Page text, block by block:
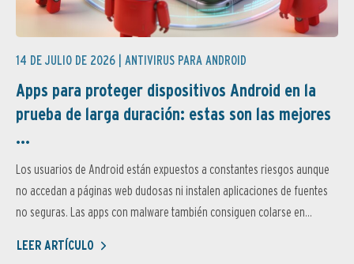
14 DE JULIO DE 2026 | ANTIVIRUS PARA ANDROID
Apps para proteger dispositivos Android en la
prueba de larga duración: estas son las mejores
...
Los usuarios de Android están expuestos a constantes riesgos aunque
no accedan a páginas web dudosas ni instalen aplicaciones de fuentes
no seguras. Las apps con malware también consiguen colarse en...
LEER ARTÍCULO